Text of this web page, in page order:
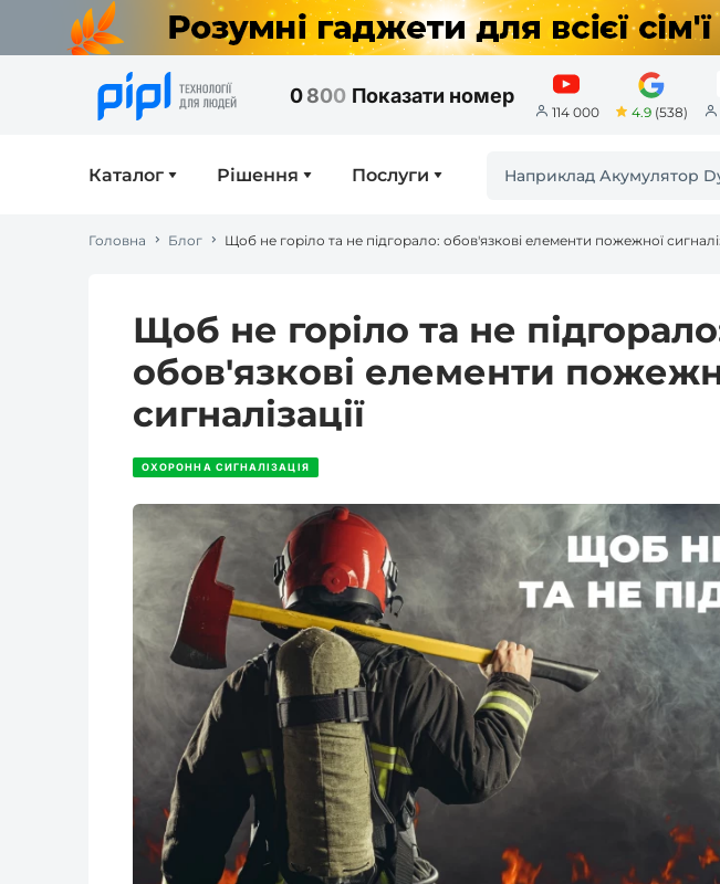
0800 Показати номер
114 000 4.9(538)
Каталог Рішення Послуги
Головна Блог Щоб не горіло та не підгорало: обов'язкові елементи пожежної
Щоб не горіло та не
обов'язкові елементи
сигналізації
ОХОРОННА СИГНАЛІЗАЦІЯ